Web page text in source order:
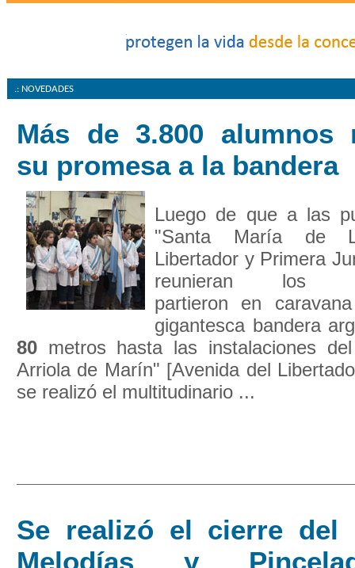
.: NOVEDADES
Más de 3.800 alumnos
su promesa a la bandera
Luego de que a las
"Santa María de
Libertador y Primera
reunieran los
partieron en
gigantesca bandera
80 metros hasta las instalaciones
Arriola de Marín" [Avenida del
se realizó el multitudinario ...
Se realizó el cierre del
Melodías y